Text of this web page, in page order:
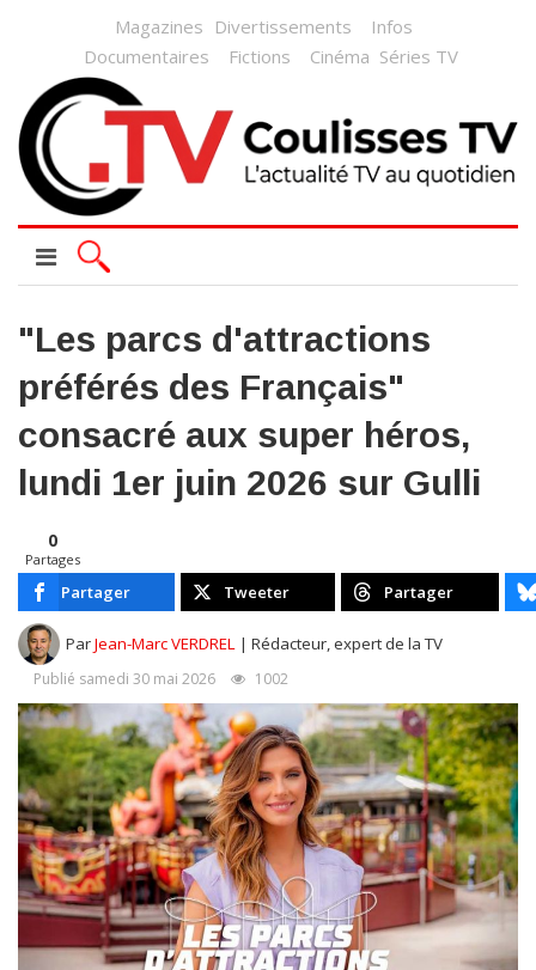
Magazines Divertissements
Infos
Documentaires
Fictions Cinéma Séries TV
"Les parcs d'attractions
préférés des Français"
consacré aux super héros,
lundi 1er juin 2026 sur Gulli
0
Partages
Partager Tweeter Partager
ParJean-Marc VERDREL | Rédacteur, expert de la TV
Publié samedi 30 mai 2026 1002